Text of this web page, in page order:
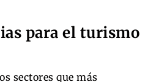
para el turismo
sectores que más